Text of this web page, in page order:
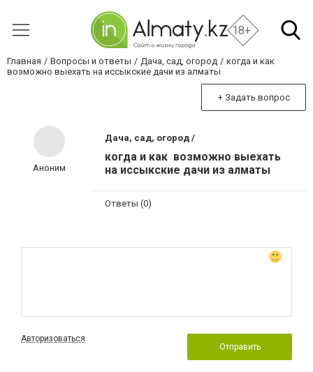
18+
Главная Вопросы и ответы Дача, сад, огород
когда и как
возможно выехать на иссыкские дачи из алматы
+ Задать вопрос
Аноним
Дача, сад, огород /
когда и как возможно выехать
на иссыкские дачи из алматы
Ответы (0)
Авторизоваться
Отправить